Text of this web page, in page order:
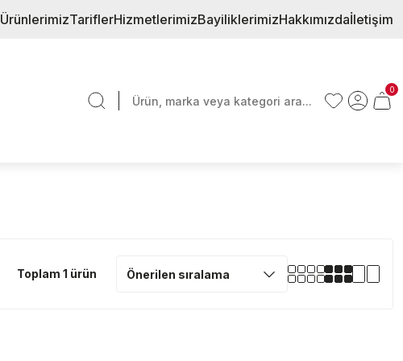
ÜrünlerimizTariflerHizmetlerimizBayiliklerimizHakkımızdaİletişim
0
Toplam 1 ürün